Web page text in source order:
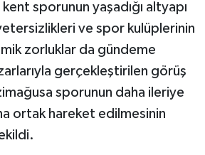
sporunun yaşadığı altyapı
ve spor kulüplerinin
zorluklar da gündeme
gerçekleştirilen görüş
sporunun daha ileriye
ortak hareket edilmesinin